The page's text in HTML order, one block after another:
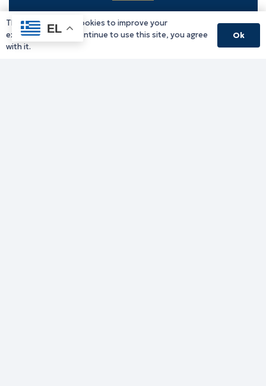
Υπηρεσίες Δράμας
Υπηρεσίες Καβάλας
EL
This website uses cookies to improve your
experience. If you continue to use this site, you agree
with it.
Ok